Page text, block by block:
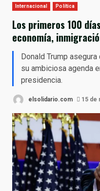
Internacional Política
Los primeros 100
economía,
Donald Trump
su ambiciosa agenda
presidencia.
elsolidario.com 15 de